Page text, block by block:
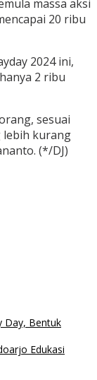
massa aksi
20 ribu
2024 ini,
2 ribu
sesuai
lebih kurang
(*/DJ)
Day, Bentuk
Edukasi